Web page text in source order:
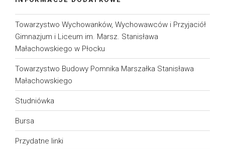
Towarzystwo Wychowanków, Wychowawców i Przyjaciół
Gimnazjum i Liceum im. Marsz. Stanisława
Małachowskiego w Płocku
Towarzystwo Budowy Pomnika Marszałka Stanisława
Małachowskiego
Studniówka
Bursa
Przydatne linki